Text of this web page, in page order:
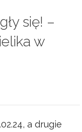
się! –
w
a drugie